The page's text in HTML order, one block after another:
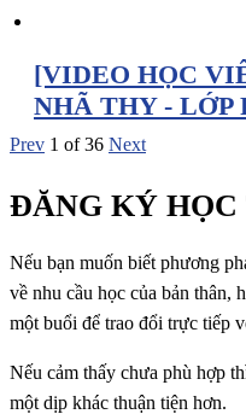
[VIDEO HỌC
NHÃ THY - LỚP
Prev 1 of 36 Next
ĐĂNG KÝ
Nếu bạn muốn biết phương
về nhu cầu học của bản thân,
một buổi để trao đổi trực tiếp
Nếu cảm thấy chưa phù hợp
một dịp khác thuận tiện hơn.